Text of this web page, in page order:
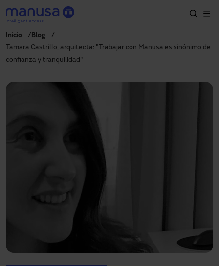
Pasar al contenido principal
Productos y sectores
Servicios
manusa@manusa.com
Inicio
Blog
Tamara Castrillo, arquitecta: "Trabajar con Manusa es sinónimo de
confianza y tranquilidad"